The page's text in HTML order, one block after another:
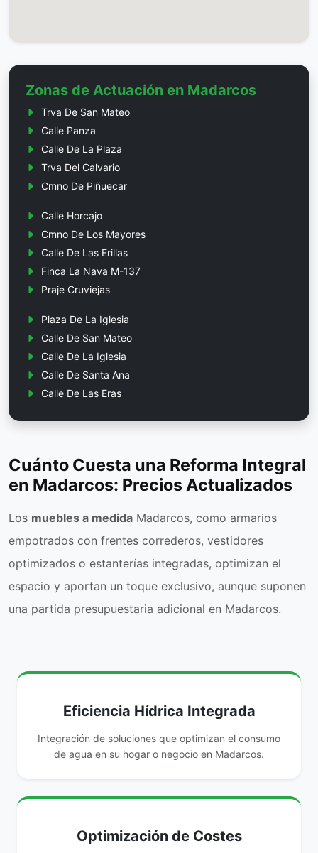
Zonas de Actuación en Madarcos
Trva De San Mateo
Calle Panza
Calle De La Plaza
Trva Del Calvario
Cmno De Piñuecar
Calle Horcajo
Cmno De Los Mayores
Calle De Las Erillas
Finca La Nava M-137
Praje Cruviejas
Plaza De La Iglesia
Calle De San Mateo
Calle De La Iglesia
Calle De Santa Ana
Calle De Las Eras
Cuánto Cuesta una Reforma Integral
en Madarcos: Precios Actualizados
Los muebles a medida Madarcos, como armarios
empotrados con frentes correderos, vestidores
optimizados o estanterías integradas, optimizan el
espacio y aportan un toque exclusivo, aunque suponen
una partida presupuestaria adicional en Madarcos.
Eficiencia Hídrica Integrada
Integración de soluciones que optimizan el consumo
de agua en su hogar o negocio en Madarcos.
Optimización de Costes